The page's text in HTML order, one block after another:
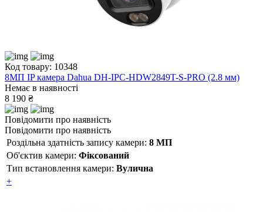
Код товару: 10348
8МП IP камера Dahua DH-IPC-HDW2849T-S-PRO (2.8 мм)
Немає в наявності
8 190 ₴
Повідомити про наявність
Повідомити про наявність
Роздільна здатність запису камери: 8 МП
Об'єктив камери: Фіксований
Тип встановлення камери: Вулична
+